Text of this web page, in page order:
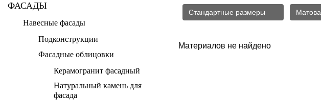
ФАСАДЫ
Навесные фасады
Подконструкции
Фасадные облицовки
Керамогранит фасадный
Натуральный камень для
фасада
Стандартные размеры
Материалов не найдено